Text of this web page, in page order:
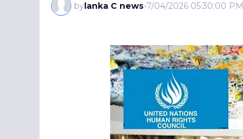
bylanka C news-7/04/2026 05:30:00 PM